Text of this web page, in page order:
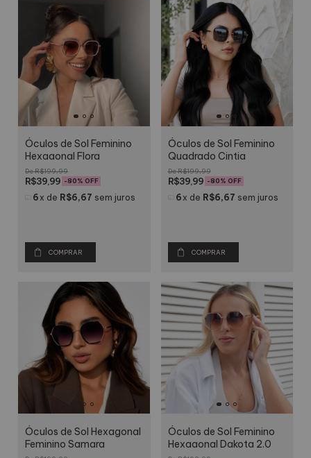
Óculos de Sol Feminino
Hexagonal Flora
R$199,99
R$39,99 -80% OFF
6 x de R$6,67 sem juros
COMPRAR
Óculos de Sol Feminino
Quadrado Cintia
R$199,99
R$39,99 -80% OFF
6 x de R$6,67 sem juros
COMPRAR
Óculos de Sol Hexagonal
Feminino Samara
Óculos de Sol Feminino
Hexagonal Dakota 2.0